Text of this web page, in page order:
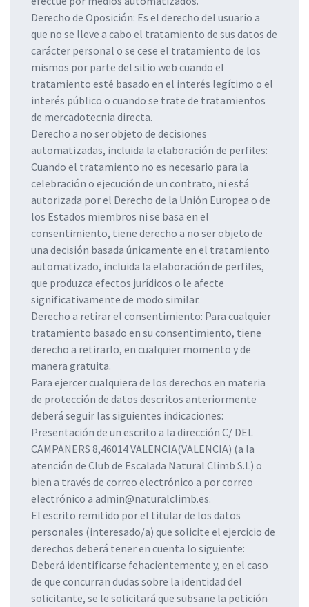
Derecho de Oposición: Es el derecho del usuario a
que no se lleve a cabo el tratamiento de sus datos de
carácter personal o se cese el tratamiento de los
mismos por parte del sitio web cuando el
tratamiento esté basado en el interés legítimo o el
interés público o cuando se trate de tratamientos
de mercadotecnia directa.
Derecho a no ser objeto de decisiones
automatizadas, incluida la elaboración de perfiles:
Cuando el tratamiento no es necesario para la
celebración o ejecución de un contrato, ni está
autorizada por el Derecho de la Unión Europea o de
los Estados miembros ni se basa en el
consentimiento, tiene derecho a no ser objeto de
una decisión basada únicamente en el tratamiento
automatizado, incluida la elaboración de perfiles,
que produzca efectos jurídicos o le afecte
significativamente de modo similar.
Derecho a retirar el consentimiento: Para cualquier
tratamiento basado en su consentimiento, tiene
derecho a retirarlo, en cualquier momento y de
manera gratuita.
Para ejercer cualquiera de los derechos en materia
de protección de datos descritos anteriormente
deberá seguir las siguientes indicaciones:
Presentación de un escrito a la dirección C/ DEL
CAMPANERS 8,46014 VALENCIA(VALENCIA) (a la
atención de Club de Escalada Natural Climb S.L) o
bien a través de correo electrónico a por correo
electrónico a admin@naturalclimb.es.
El escrito remitido por el titular de los datos
personales (interesado/a) que solicite el ejercicio de
derechos deberá tener en cuenta lo siguiente:
Deberá identificarse fehacientemente y, en el caso
de que concurran dudas sobre la identidad del
solicitante, se le solicitará que subsane la petición